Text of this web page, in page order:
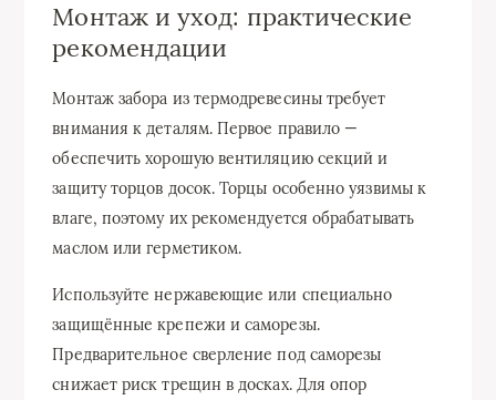
Монтаж и уход: практические
рекомендации
Монтаж забора из термодревесины требует
внимания к деталям. Первое правило —
обеспечить хорошую вентиляцию секций и
защиту торцов досок. Торцы особенно уязвимы к
влаге, поэтому их рекомендуется обрабатывать
маслом или герметиком.
Используйте нержавеющие или специально
защищённые крепежи и саморезы.
Предварительное сверление под саморезы
снижает риск трещин в досках. Для опор